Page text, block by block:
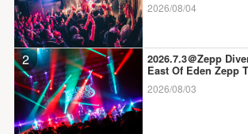
2026/08/04
2
2026.7.3＠Zepp
East Of Eden Zepp
2026/08/03